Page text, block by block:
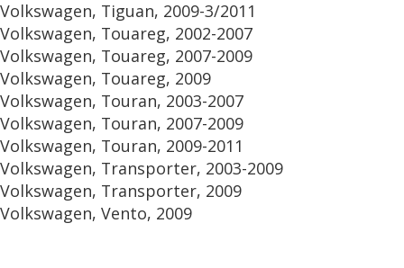
Volkswagen, Tiguan, 2009-3/2011
Volkswagen, Touareg, 2002-2007
Volkswagen, Touareg, 2007-2009
Volkswagen, Touareg, 2009
Volkswagen, Touran, 2003-2007
Volkswagen, Touran, 2007-2009
Volkswagen, Touran, 2009-2011
Volkswagen, Transporter, 2003-2009
Volkswagen, Transporter, 2009
Volkswagen, Vento, 2009